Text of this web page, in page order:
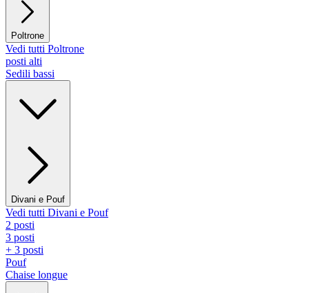
Poltrone
Vedi tutti Poltrone
posti alti
Sedili bassi
Divani e Pouf
Vedi tutti Divani e Pouf
2 posti
3 posti
+ 3 posti
Pouf
Chaise longue